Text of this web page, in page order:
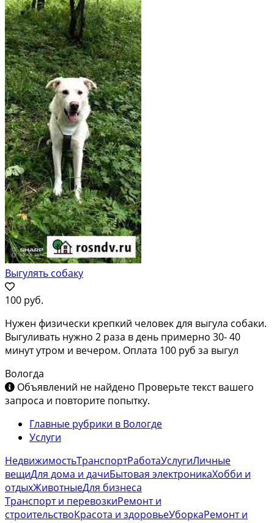
Выгулять собаку
100 руб.
Нужен физически крепкий человек для выгула собаки.
Выгуливать нужно 2 раза в день примерно 30- 40
минут утром и вечером. Оплата 100 руб за выгул
Вологда
Объявлений не найдено Проверьте текст вашего
запроса и повторите попытку.
Главные рубрики в Вологде
Услуги
НедвижимостьТранспортРаботаУслугиЛичные
вещиДля дома и дачиБытовая электроникаХобби и
отдыхЖивотныеДля бизнеса
Транспорт и перевозкиРемонт и
строительствоКрасота и здоровьеУборкаРемонт и